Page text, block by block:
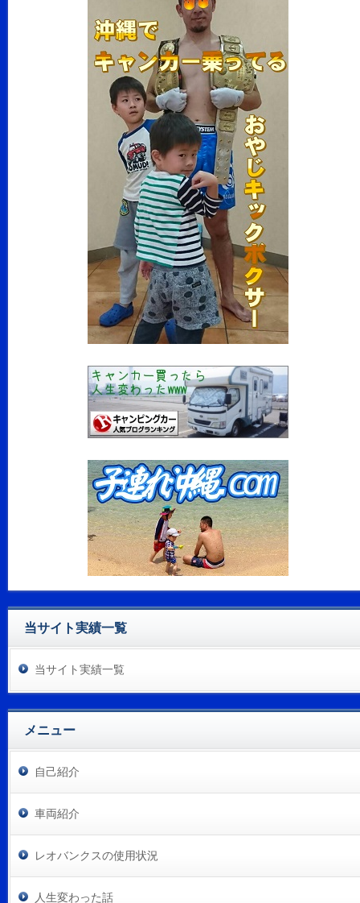
当サイト実績一覧
当サイト実績一覧
メニュー
自己紹介
車両紹介
レオバンクスの使用状況
人生変わった話